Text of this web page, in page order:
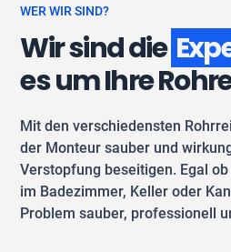
WER WIR SIND?
Wir sind die
es um Ihre
Mit den verschiedensten
der Monteur sauber und
Verstopfung beseitigen. Egal
im Badezimmer, Keller oder
Problem sauber, professionell